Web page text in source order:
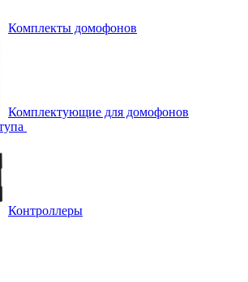
Комплекты домофонов
Комплектующие для домофонов
Контроллеры